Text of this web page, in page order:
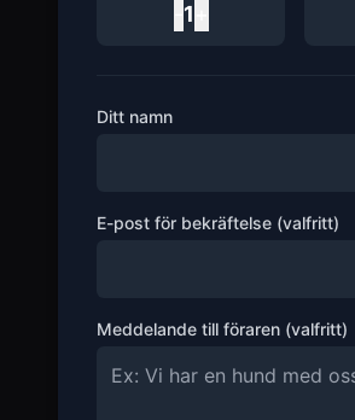
1
Ditt namn
E-post för bekräftelse (valfritt)
Meddelande till föraren (valfritt)